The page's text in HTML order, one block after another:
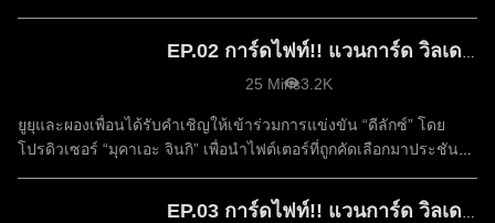
ฝีมือ และค้นหาผู้ที่ “แข็งแกร่งที่สุด
EP.02 การ์ดไฟท์!! แวนการ์ด วิลเดรส ซีซัน 1
25 Mins3.2K
ยูยุและผองเพื่อนได้รับคำเชิญให้เข้าร่วมการแข่งขัน “ดีลักซ์” โดย
โปรดิวเซอร์ “มุคาเอะ จินกิ” เพื่อนำไฟต์เตอร์ที่ถูกคัดเลือกมาประชัน
ฝีมือ และค้นหาผู้ที่ “แข็งแกร่งที่สุด
EP.03 การ์ดไฟท์!! แวนการ์ด วิลเดรส ซีซัน 1